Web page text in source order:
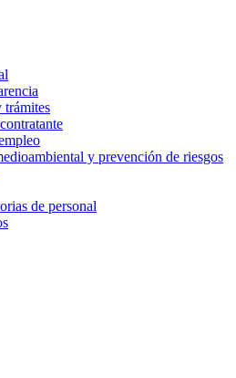
trámites
y prevención de riesgos
de personal